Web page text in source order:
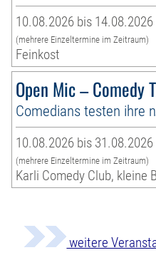
10.08.2026 bis 14.08.2026
(mehrere Einzeltermine im Zeitraum)
Feinkost
Open Mic – Comedy
Comedians testen ihre
10.08.2026 bis 31.08.2026
(mehrere Einzeltermine im Zeitraum)
Karli Comedy Club, kleine
weitere